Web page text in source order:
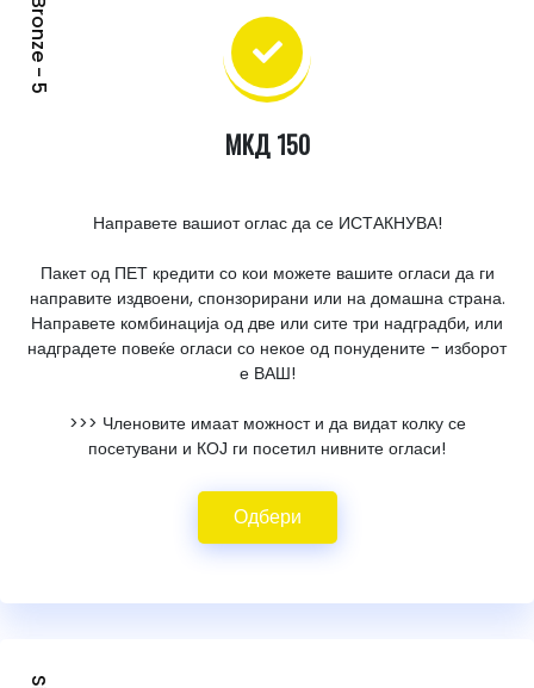
Bronze - 5
МКД 150
Направете вашиот оглас да се ИСТАКНУВА!
Пакет од ПЕТ кредити со кои можете вашите огласи да ги
направите издвоени, спонзорирани или на домашна страна.
Направете комбинација од две или сите три надградби, или
надградете повеќе огласи со некое од понудените - изборот
е ВАШ!
>>> Членовите имаат можност и да видат колку се
посетувани и КОЈ ги посетил нивните огласи!
Одбери